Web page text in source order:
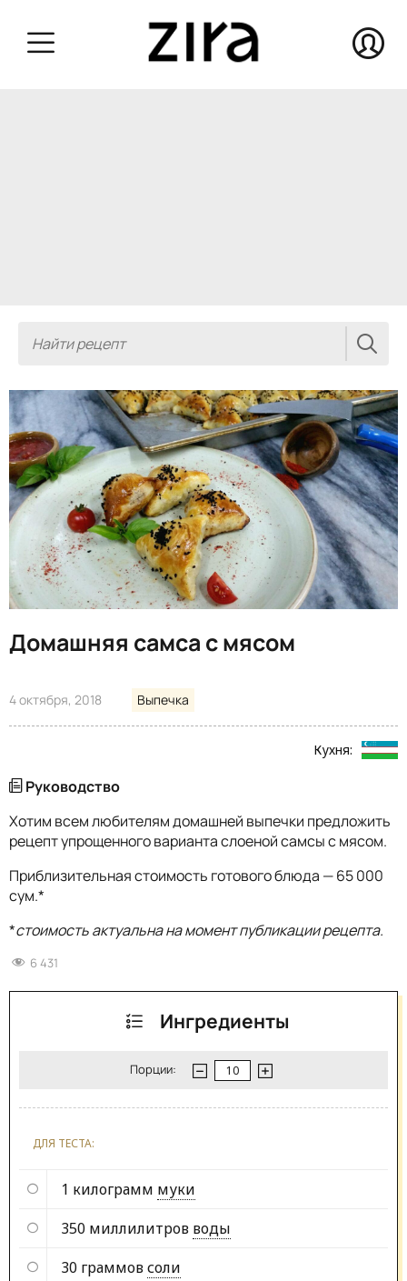
Домашняя самса с мясом
4 октября, 2018 Выпечка
Кухня:
Руководство
Хотим всем любителям домашней выпечки предложить
рецепт упрощенного варианта слоеной самсы с мясом.
Приблизительная стоимость готового блюда — 65 000
сум.*
*стоимость актуальна на момент публикации рецепта.
6 431
Ингредиенты
Порции:
ДЛЯ ТЕСТА:
1 килограмм муки
350 миллилитров воды
30 граммовсоли